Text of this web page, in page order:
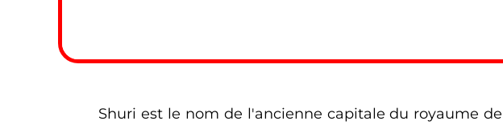
Shuri est le nom de l'ancienne capitale du royaume